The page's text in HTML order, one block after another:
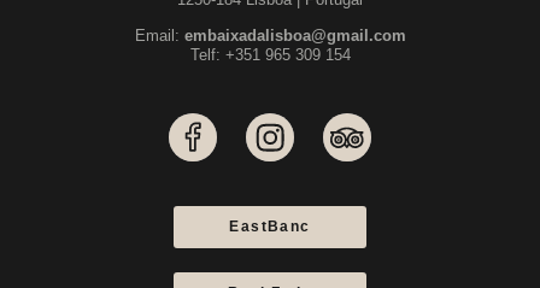
Email: embaixadalisboa@gmail.com
Telf: +351 965 309 154
EastBanc